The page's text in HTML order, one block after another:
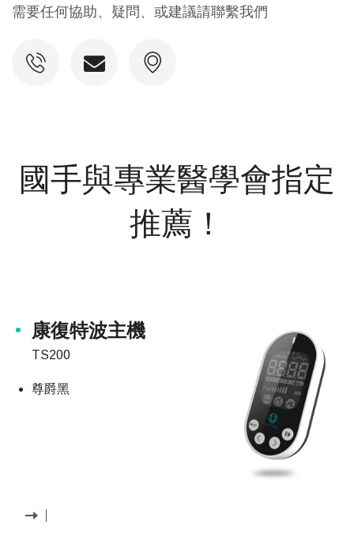
需要任何協助、疑問、或建議請聯繫我們
國手與專業醫學會指定
推薦！
康復特波主機
TS200
尊爵黑